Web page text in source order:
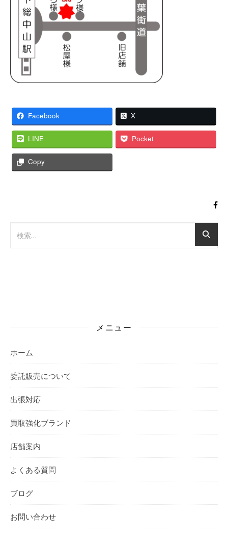
Facebook X
LINE Pocket
Copy
メニュー
ホーム
委託販売について
出張対応
買取強化ブランド
店舗案内
よくある質問
ブログ
お問い合わせ